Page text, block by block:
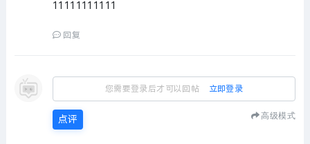
11111111111
回复
您需要登录后才可以回帖 立即登录
点评 高级模式